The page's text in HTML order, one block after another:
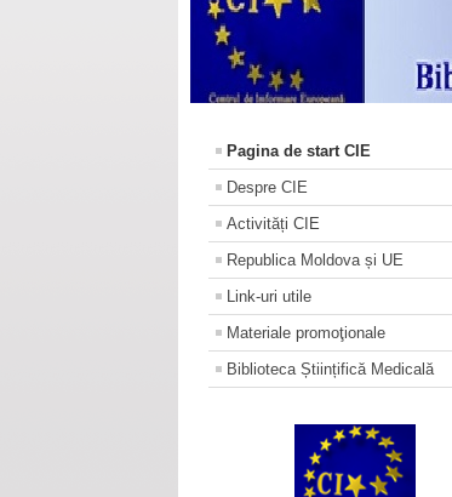
Pagina de start CIE
Despre CIE
Activități CIE
Republica Moldova și UE
Link-uri utile
Materiale promoţionale
Biblioteca Științifică Medicală